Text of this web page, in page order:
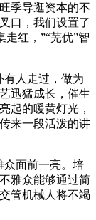
季导逛资本的不
口，我们设置了
走红，”“芜优”智
人走过，做为
迅猛成长，催生
起的暖黄灯光，
来一段活泼的讲
面前一亮。培
雅众能够通过简
管机械人将不竭